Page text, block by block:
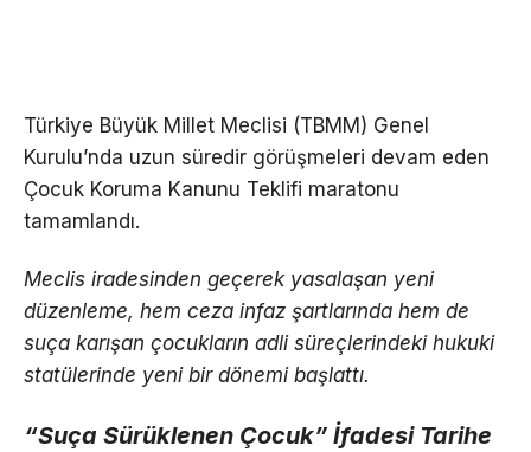
Türkiye Büyük Millet Meclisi (TBMM) Genel
Kurulu’nda uzun süredir görüşmeleri devam eden
Çocuk Koruma Kanunu Teklifi maratonu
tamamlandı.
Meclis iradesinden geçerek yasalaşan yeni
düzenleme, hem ceza infaz şartlarında hem de
suça karışan çocukların adli süreçlerindeki hukuki
statülerinde yeni bir dönemi başlattı.
“Suça Sürüklenen Çocuk” İfadesi Tarihe